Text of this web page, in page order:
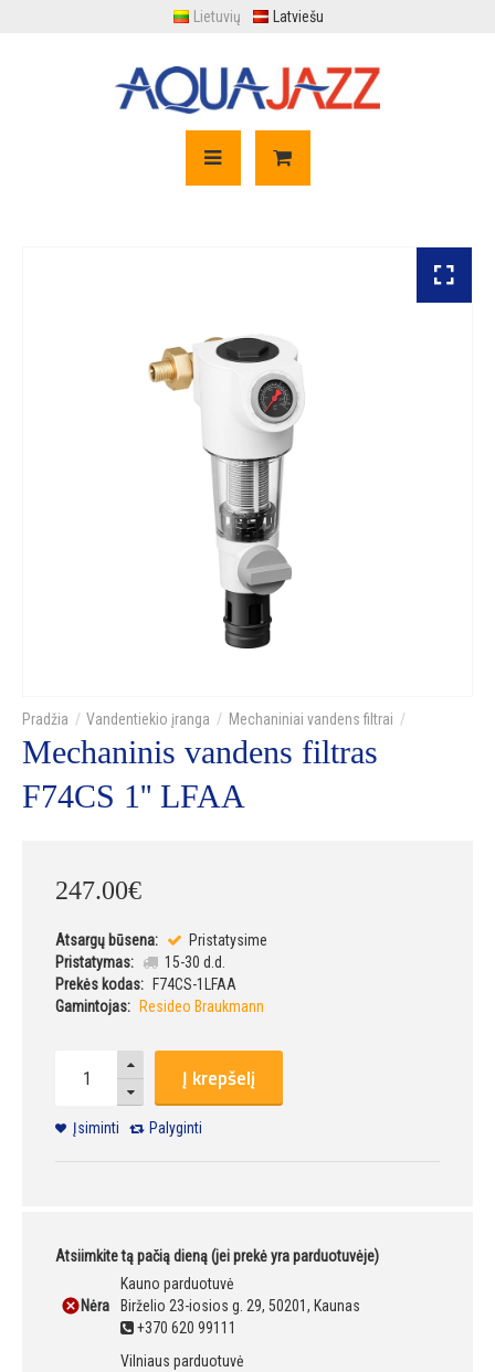
Lietuvių Latviešu
Vandentiekio įranga Mechaniniai vandens filtrai
Mechaninis vandens filtras
F74CS 1'' LFAA
247.00€
Atsargų būsena:
Pristatysime
Pristatymas:
15-30 d.d.
Prekės kodas:
F74CS-1LFAA
Gamintojas:
Resideo Braukmann
Į krepšelį
Įsiminti Palyginti
Atsiimkite tą pačią dieną (jei prekė yra parduotuvėje)
Nėra
Kauno parduotuvė
Birželio 23-iosios g. 29, 50201, Kaunas
+370 620 99111
Vilniaus parduotuvė